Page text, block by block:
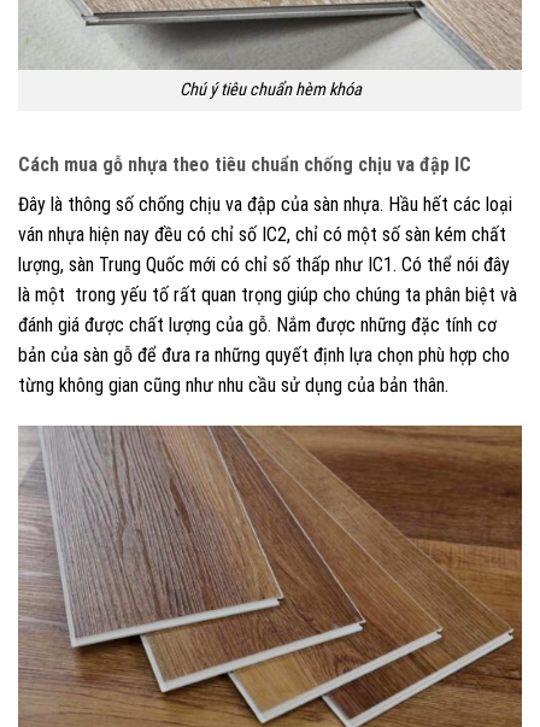
Chú ý tiêu chuẩn hèm khóa
Cách mua gỗ nhựa theo tiêu chuẩn chống chịu va đập IC
Đây là thông số chống chịu va đập của sàn nhựa. Hầu hết các loại
ván nhựa hiện nay đều có chỉ số IC2, chỉ có một số sàn kém chất
lượng, sàn Trung Quốc mới có chỉ số thấp như IC1. Có thể nói đây
là một trong yếu tố rất quan trọng giúp cho chúng ta phân biệt và
đánh giá được chất lượng của gỗ. Nắm được những đặc tính cơ
bản của sàn gỗ để đưa ra những quyết định lựa chọn phù hợp cho
từng không gian cũng như nhu cầu sử dụng của bản thân.